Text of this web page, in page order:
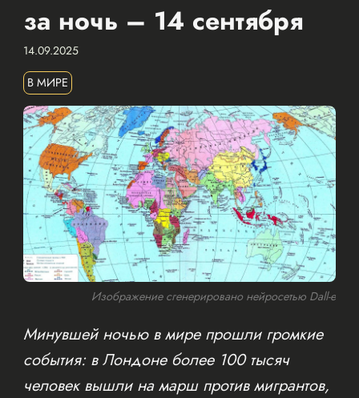
за ночь – 14 сентября
14.09.2025
В МИРЕ
Изображение сгенерировано нейросетью Dall-e
Минувшей ночью в мире прошли громкие
события: в Лондоне более 100 тысяч
человек вышли на марш против мигрантов,